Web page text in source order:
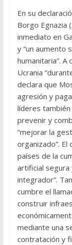
En su
Borgo Egnazia
inmediato en
y “un aumento
humanitaria”. A
Ucrania
declara que
agresión y
líderes también
prevenir y
“mejorar la
organizado”.
países de la
artificial segura
integrador”.
cumbre el
construir
mediante una
contratación y